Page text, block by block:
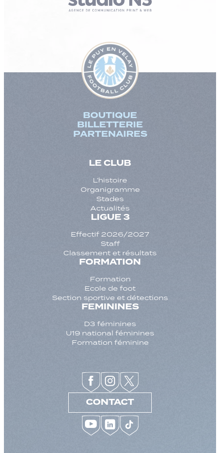
BOUTIQUE
BILLETTERIE
PARTENAIRES
LE CLUB
L’histoire
Organigramme
Stades
Actualités
LIGUE 3
Effectif 2026/2027
Staff
Classement et résultats
FORMATION
Formation
Ecole de foot
Section sportive et détections
FEMININES
D3 féminines
U19 national féminines
Formation féminine
CONTACT